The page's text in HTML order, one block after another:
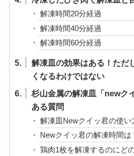
料理をしていると食材の解
解凍皿とは？
解凍皿「newクイッ君」を
解凍皿「newクイッ君」の
解凍時間20分経過
解凍時間40分経過
解凍時間60分経過
解凍皿の効果はある！ただ